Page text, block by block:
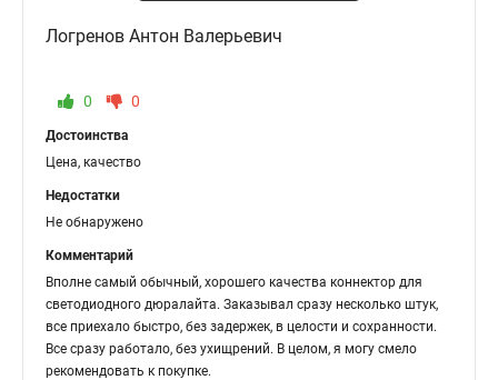
Логренов Антон Валерьевич
0 0
Достоинства
Цена, качество
Недостатки
Не обнаружено
Комментарий
Вполне самый обычный, хорошего качества коннектор для
светодиодного дюралайта. Заказывал сразу несколько штук,
все приехало быстро, без задержек, в целости и сохранности.
Все сразу работало, без ухищрений. В целом, я могу смело
рекомендовать к покупке.